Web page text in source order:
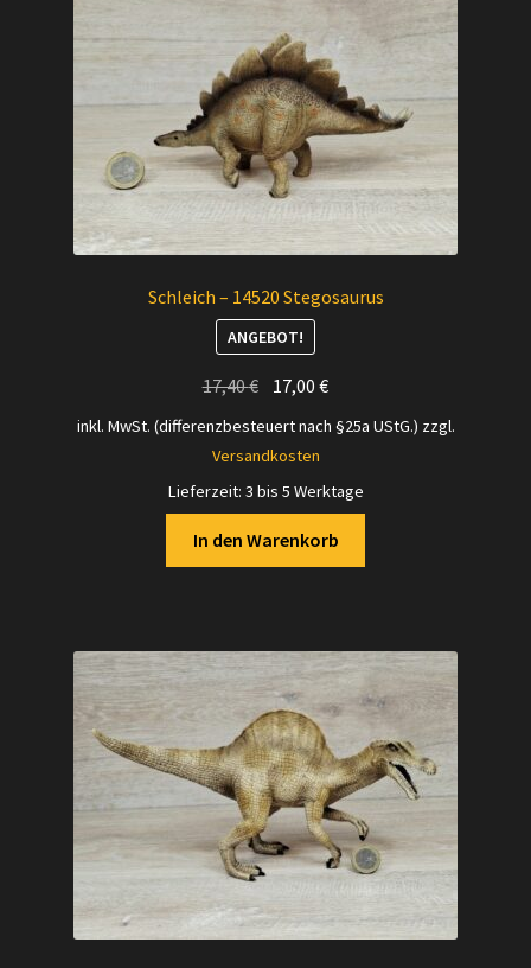
Schleich – 14520 Stegosaurus
ANGEBOT!
17,40€ Ursprünglicher
17,00€Aktueller
inkl. MwSt. (differenzbesteuert nach §25a UStG.) zzgl.
Versandkosten
Lieferzeit: 3 bis 5 Werktage
In den Warenkorb